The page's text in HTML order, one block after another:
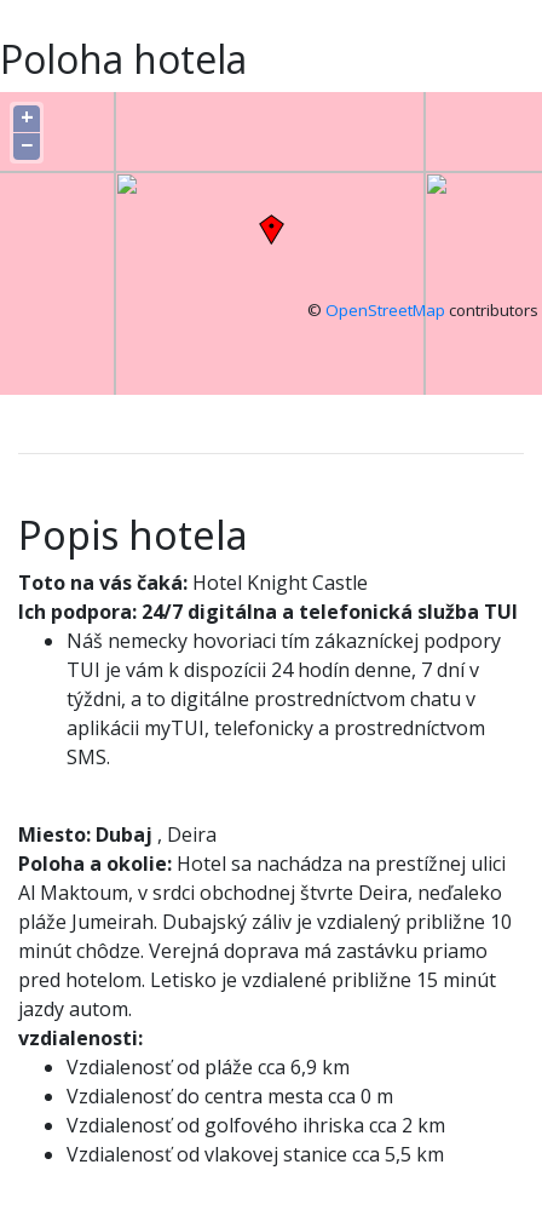
Poloha hotela
+
−
© OpenStreetMap contributors
Popis hotela
Toto na vás čaká: Hotel Knight Castle
Ich podpora: 24/7 digitálna a telefonická služba TUI
Náš nemecky hovoriaci tím zákazníckej podpory
TUI je vám k dispozícii 24 hodín denne, 7 dní v
týždni, a to digitálne prostredníctvom chatu v
aplikácii myTUI, telefonicky a prostredníctvom
SMS.
Miesto: Dubaj , Deira
Poloha a okolie: Hotel sa nachádza na prestížnej ulici
Al Maktoum, v srdci obchodnej štvrte Deira, neďaleko
pláže Jumeirah. Dubajský záliv je vzdialený približne 10
minút chôdze. Verejná doprava má zastávku priamo
pred hotelom. Letisko je vzdialené približne 15 minút
jazdy autom.
vzdialenosti:
Vzdialenosť od pláže cca 6,9 km
Vzdialenosť do centra mesta cca 0 m
Vzdialenosť od golfového ihriska cca 2 km
Vzdialenosť od vlakovej stanice cca 5,5 km